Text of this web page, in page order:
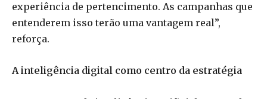
experiência de pertencimento. As campanhas que
entenderem isso terão uma vantagem real”,
reforça.
A inteligência digital como centro da estratégia